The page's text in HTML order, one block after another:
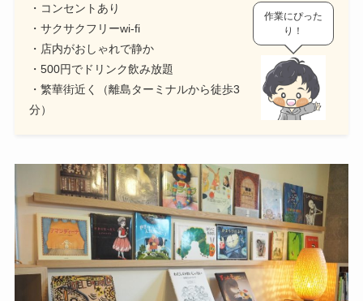
・コンセントあり
・サクサクフリーwi-fi
・店内がおしゃれで静か
・500円でドリンク飲み放題
・繁華街近く（離島ターミナルから徒歩3
分）
作業にぴった
り！